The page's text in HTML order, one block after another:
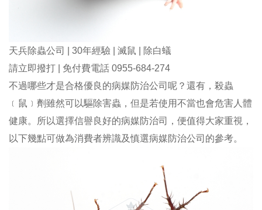
天兵除蟲公司 | 30年經驗 | 滅鼠 | 除白蟻
請立即撥打 | 免付費電話 0955-684-274
不過哪些才是合格優良的病媒防治公司呢？還有，殺蟲
﹝鼠﹞劑雖然可以驅除害蟲，但是若使用不當也會危害人體
健康。所以選擇信譽良好的病媒防治司，便值得大家重視，
以下幾點可做為消費者辨識及慎選病媒防治公司的參考。